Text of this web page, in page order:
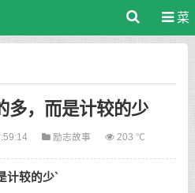
菜
多，而是计较的少
励志故事 203 ℃